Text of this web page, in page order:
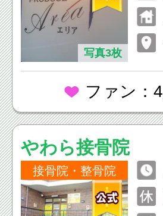
写真3枚
ファン：
やわら接骨院
接骨院・整骨院